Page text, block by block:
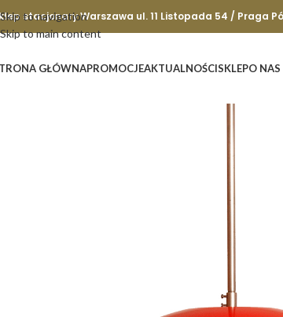
Skip to navigation
Skip to main content
stacjonary Warszawa ul. 11 Listopada 54 / Praga
GŁÓWNAPROMOCJEAKTUALNOŚCISKLEPO NAS